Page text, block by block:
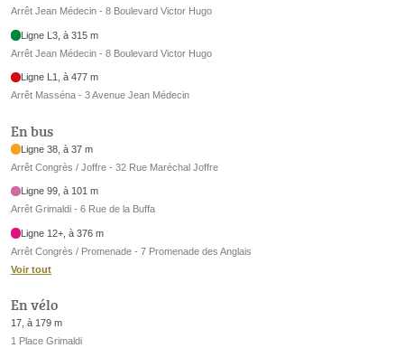
Arrêt Jean Médecin - 8 Boulevard Victor Hugo
Ligne L3, à 315 m
Arrêt Jean Médecin - 8 Boulevard Victor Hugo
Ligne L1, à 477 m
Arrêt Masséna - 3 Avenue Jean Médecin
En bus
Ligne 38, à 37 m
Arrêt Congrès / Joffre - 32 Rue Maréchal Joffre
Ligne 99, à 101 m
Arrêt Grimaldi - 6 Rue de la Buffa
Ligne 12+, à 376 m
Arrêt Congrès / Promenade - 7 Promenade des Anglais
Voir tout
En vélo
17, à 179 m
1 Place Grimaldi